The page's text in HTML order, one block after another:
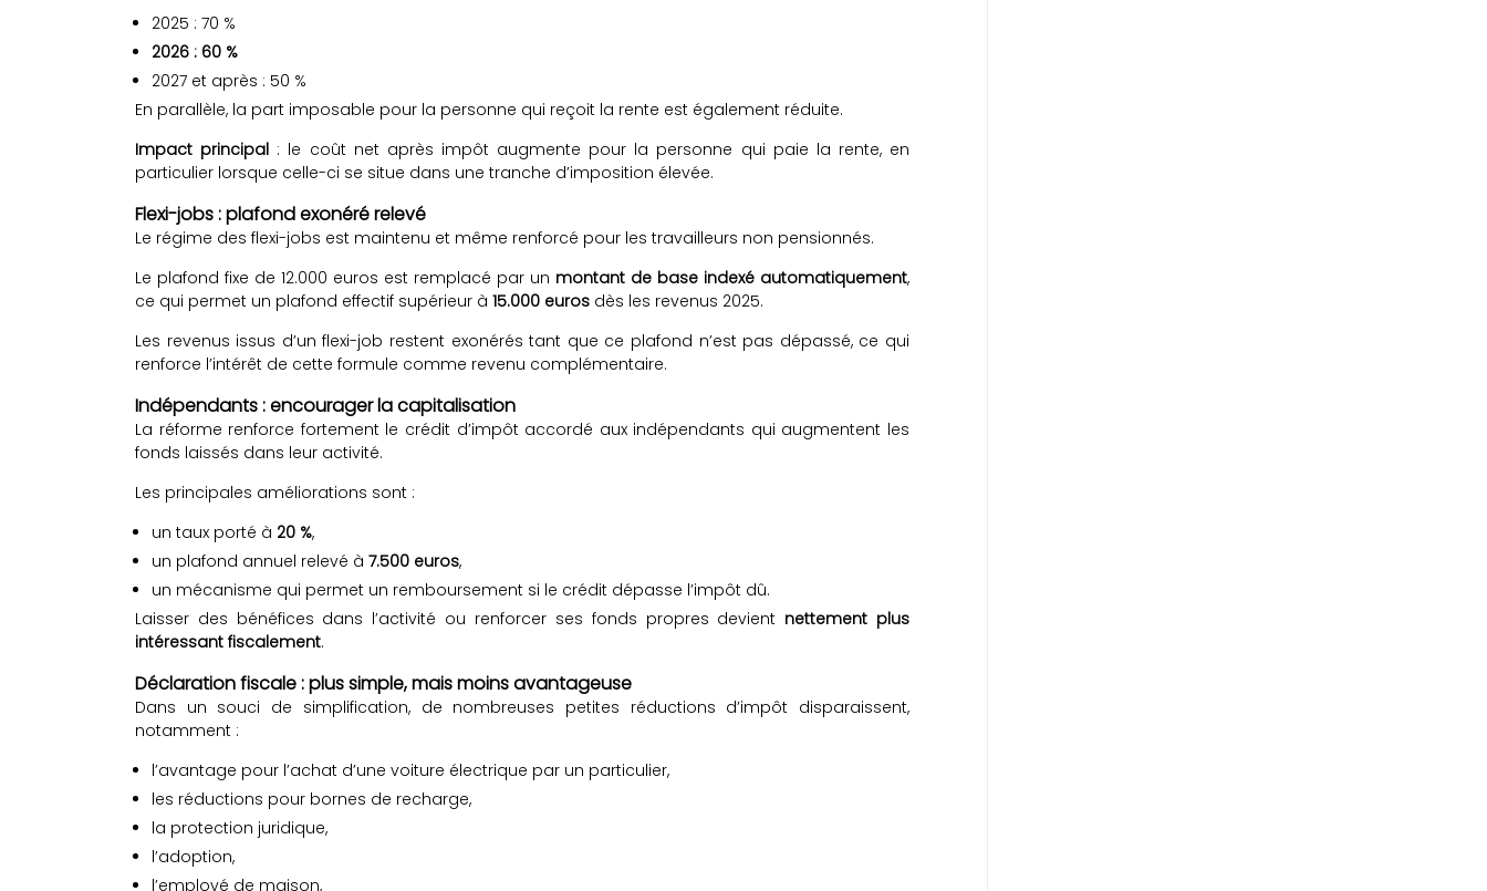
2025 : 70 %
2026 : 60 %
2027 et après : 50 %
En parallèle, la part imposable pour la personne qui reçoit la rente est également réduite.
Impact principal : le coût net après impôt augmente pour la personne qui paie la rente, en
particulier lorsque celle-ci se situe dans une tranche d’imposition élevée.
Flexi-jobs : plafond exonéré relevé
Le régime des flexi-jobs est maintenu et même renforcé pour les travailleurs non pensionnés.
Le plafond fixe de 12.000 euros est remplacé par un montant de base indexé automatiquement,
ce qui permet un plafond effectif supérieur à 15.000 euros dès les revenus 2025.
Les revenus issus d’un flexi-job restent exonérés tant que ce plafond n’est pas dépassé, ce qui
renforce l’intérêt de cette formule comme revenu complémentaire.
Indépendants : encourager la capitalisation
La réforme renforce fortement le crédit d’impôt accordé aux indépendants qui augmentent les
fonds laissés dans leur activité.
Les principales améliorations sont :
un taux porté à 20 %,
un plafond annuel relevé à 7.500 euros,
un mécanisme qui permet un remboursement si le crédit dépasse l’impôt dû.
Laisser des bénéfices dans l’activité ou renforcer ses fonds propres devient nettement plus
intéressant fiscalement.
Déclaration fiscale : plus simple, mais moins avantageuse
Dans un souci de simplification, de nombreuses petites réductions d’impôt disparaissent,
notamment :
l’avantage pour l’achat d’une voiture électrique par un particulier,
les réductions pour bornes de recharge,
la protection juridique,
l’adoption,
l’employé de maison,